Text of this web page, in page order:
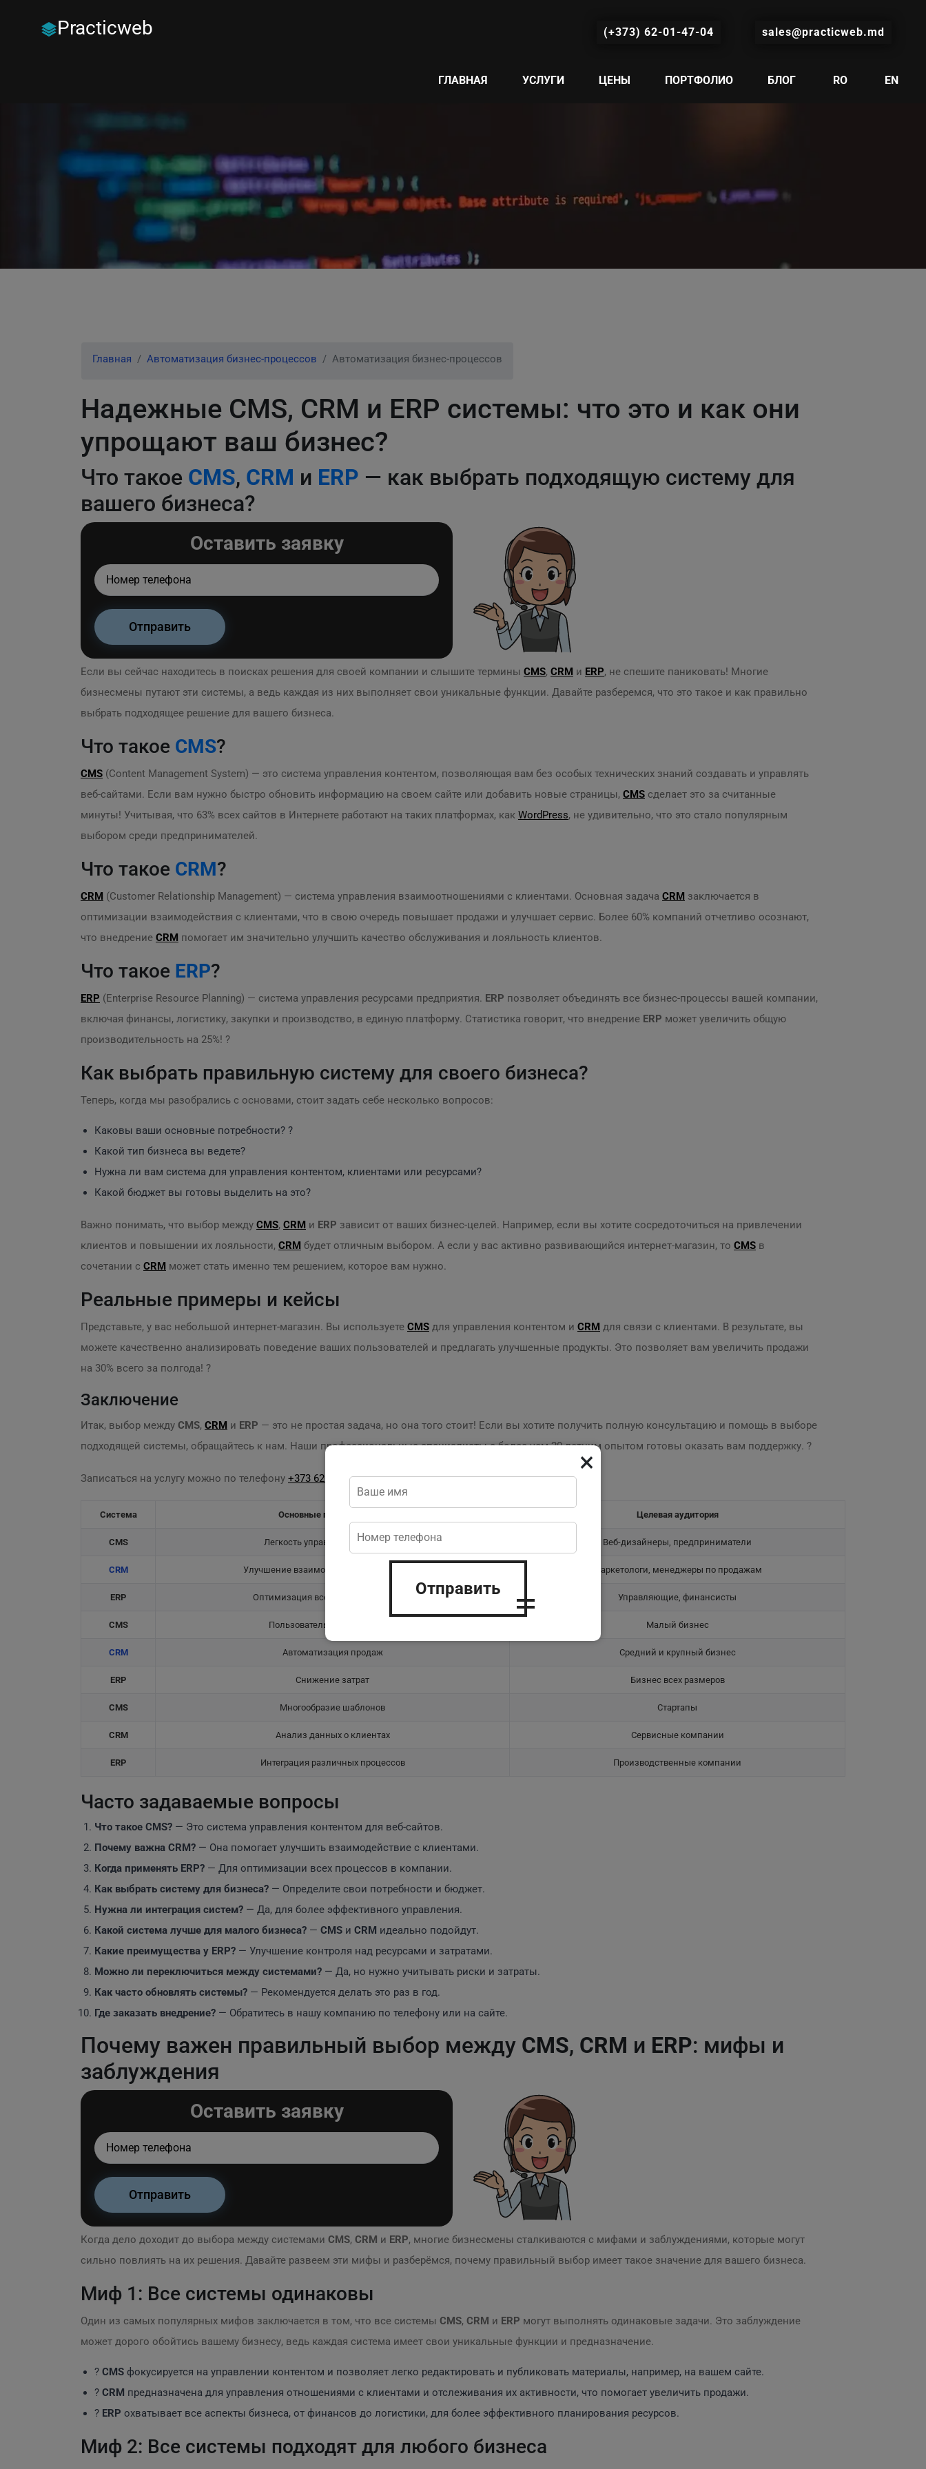
Practicweb sales@practicweb.md
(+373) 62-01-47-04
ГЛАВНАЯ УСЛУГИ ЦЕНЫ ПОРТФОЛИО БЛОГ RO EN
Главная Автоматизация бизнес-процессов Автоматизация бизнес-процессов
Надежные CMS, CRM и ERP системы: что это и как они
упрощают ваш бизнес?
Что такое CMS, CRM и ERP — как выбрать подходящую систему для
вашего бизнеса?
Оставить заявку
Если вы сейчас находитесь в поисках решения для своей компании и слышите термины CMS, CRM и ERP, не спешите паниковать! Многие
бизнесмены путают эти системы, а ведь каждая из них выполняет свои уникальные функции. Давайте разберемся, что это такое и как правильно
выбрать подходящее решение для вашего бизнеса.
Что такое CMS?
CMS (Content Management System) — это система управления контентом, позволяющая вам без особых технических знаний создавать и управлять
веб-сайтами. Если вам нужно быстро обновить информацию на своем сайте или добавить новые страницы, CMS сделает это за считанные
минуты! Учитывая, что 63% всех сайтов в Интернете работают на таких платформах, как WordPress, не удивительно, что это стало популярным
выбором среди предпринимателей.
Что такое CRM?
CRM (Customer Relationship Management) — система управления взаимоотношениями с клиентами. Основная задача CRM заключается в
оптимизации взаимодействия с клиентами, что в свою очередь повышает продажи и улучшает сервис. Более 60% компаний отчетливо осознают,
что внедрение CRM помогает им значительно улучшить качество обслуживания и лояльность клиентов.
Что такое ERP?
ERP (Enterprise Resource Planning) — система управления ресурсами предприятия. ERP позволяет объединять все бизнес-процессы вашей компании,
включая финансы, логистику, закупки и производство, в единую платформу. Статистика говорит, что внедрение ERP может увеличить общую
производительность на 25%! ?
Как выбрать правильную систему для своего бизнеса?
Теперь, когда мы разобрались с основами, стоит задать себе несколько вопросов:
Каковы ваши основные потребности? ?
Какой тип бизнеса вы ведете?
Нужна ли вам система для управления контентом, клиентами или ресурсами?
Какой бюджет вы готовы выделить на это?
Важно понимать, что выбор между CMS, CRM и ERP зависит от ваших бизнес-целей. Например, если вы хотите сосредоточиться на привлечении
клиентов и повышении их лояльности, CRM будет отличным выбором. А если у вас активно развивающийся интернет-магазин, то CMS в
сочетании с CRM может стать именно тем решением, которое вам нужно.
Реальные примеры и кейсы
Представьте, у вас небольшой интернет-магазин. Вы используете CMS для управления контентом и CRM для связи с клиентами. В результате, вы
можете качественно анализировать поведение ваших пользователей и предлагать улучшенные продукты. Это позволяет вам увеличить продажи
на 30% всего за полгода! ?
Заключение
Итак, выбор между CMS, CRM и ERP — это не простая задача, но она того стоит! Если вы хотите получить полную консультацию и помощь в выборе
подходящей системы, обращайтесь к нам. Наши профессиональные специалисты с более чем 20-летним опытом готовы оказать вам поддержку. ?
Записаться на услугу можно по телефону +373 620 14 704или на сайтеpracticweb.md.
Система Основные преимущества Целевая аудитория
CMS Легкость управления контентом Веб-дизайнеры, предприниматели
CRM Улучшение взаимодействия с клиентами Маркетологи, менеджеры по продажам
ERP Оптимизация всех бизнес-процессов Управляющие, финансисты
CMS Пользовательский интерфейс Малый бизнес
CRM Автоматизация продаж Средний и крупный бизнес
ERP Снижение затрат Бизнес всех размеров
CMS Многообразие шаблонов Стартапы
CRM Анализ данных о клиентах Сервисные компании
ERP Интеграция различных процессов Производственные компании
Часто задаваемые вопросы
Что такое CMS? — Это система управления контентом для веб-сайтов.
Почему важна CRM? — Она помогает улучшить взаимодействие с клиентами.
Когда применять ERP? — Для оптимизации всех процессов в компании.
Как выбрать систему для бизнеса? — Определите свои потребности и бюджет.
Нужна ли интеграция систем? — Да, для более эффективного управления.
Какой система лучше для малого бизнеса? — CMS и CRM идеально подойдут.
Какие преимущества у ERP? — Улучшение контроля над ресурсами и затратами.
Можно ли переключиться между системами? — Да, но нужно учитывать риски и затраты.
Как часто обновлять системы? — Рекомендуется делать это раз в год.
Где заказать внедрение? — Обратитесь в нашу компанию по телефону или на сайте.
Почему важен правильный выбор между CMS, CRM и ERP: мифы и
заблуждения
Оставить заявку
Когда дело доходит до выбора между системами CMS, CRM и ERP, многие бизнесмены сталкиваются с мифами и заблуждениями, которые могут
сильно повлиять на их решения. Давайте развеем эти мифы и разберёмся, почему правильный выбор имеет такое значение для вашего бизнеса.
Миф 1: Все системы одинаковы
Один из самых популярных мифов заключается в том, что все системы CMS, CRM и ERP могут выполнять одинаковые задачи. Это заблуждение
может дорого обойтись вашему бизнесу, ведь каждая система имеет свои уникальные функции и предназначение.
? CMS фокусируется на управлении контентом и позволяет легко редактировать и публиковать материалы, например, на вашем сайте.
? CRM предназначена для управления отношениями с клиентами и отслеживания их активности, что помогает увеличить продажи.
? ERP охватывает все аспекты бизнеса, от финансов до логистики, для более эффективного планирования ресурсов.
Миф 2: Все системы подходят для любого бизнеса
×
Отправить